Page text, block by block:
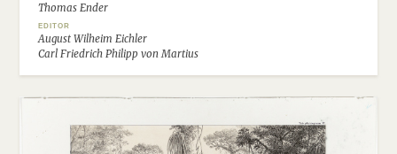
Thomas Ender
EDITOR
August Wilheim Eichler
Carl Friedrich Philipp von Martius